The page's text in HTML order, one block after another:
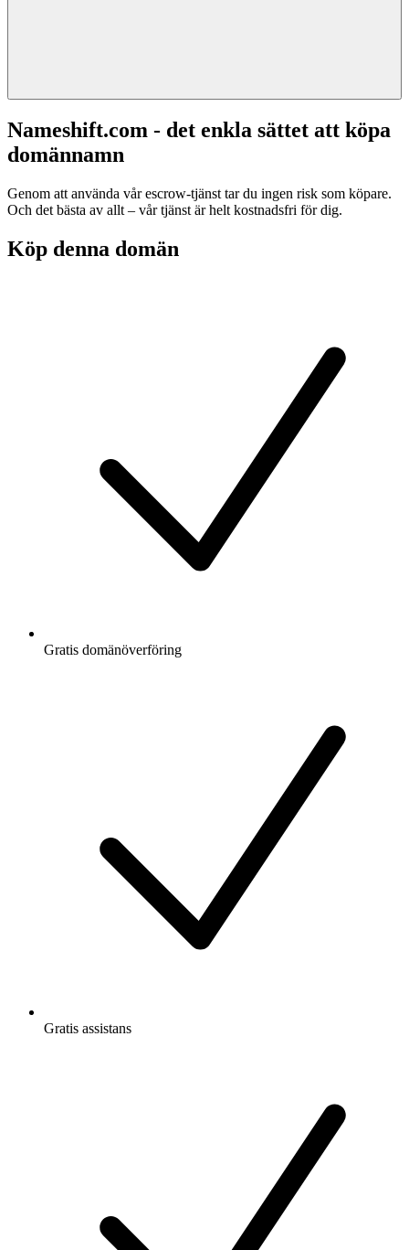
Nameshift.com - det enkla sättet att köpa
domännamn
Genom att använda vår escrow-tjänst tar du ingen risk som köpare.
Och det bästa av allt – vår tjänst är helt kostnadsfri för dig.
Köp denna domän
Gratis domänöverföring
Gratis assistans